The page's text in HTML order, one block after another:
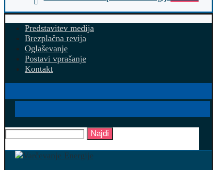
Predstavitev medija
Brezplačna revija
Oglaševanje
Postavi vprašanje
Kontakt
Najdi